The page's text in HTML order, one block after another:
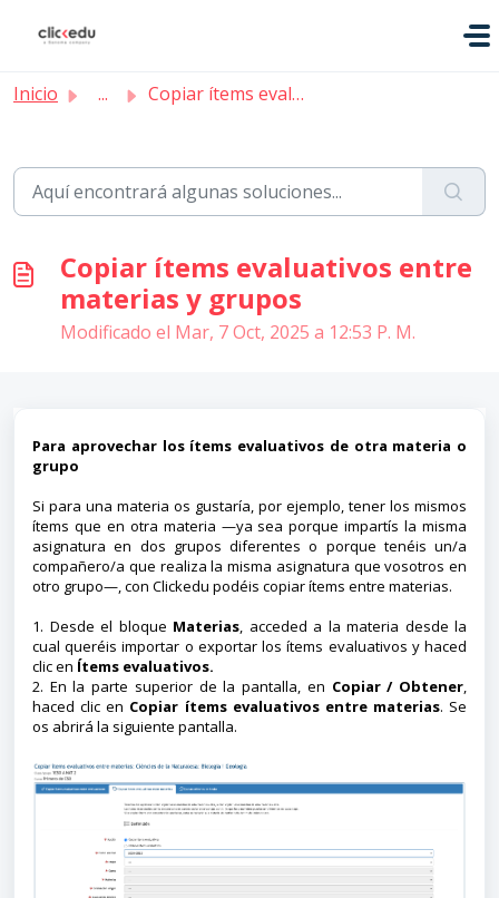
Inicio ... Copiar ítems evaluativos entre materias y grupos
Copiar ítems evaluativos entre
materias y grupos
Modificado el Mar, 7 Oct, 2025 a 12:53 P. M.
Para aprovechar los ítems evaluativos de otra materia o
grupo
Si para una materia os gustaría, por ejemplo, tener los mismos
ítems que en otra materia —ya sea porque impartís la misma
asignatura en dos grupos diferentes o porque tenéis un/a
compañero/a que realiza la misma asignatura que vosotros en
otro grupo—, con Clickedu podéis copiar ítems entre materias.
1. Desde el bloque Materias, acceded a la materia desde la
cual queréis importar o exportar los ítems evaluativos y haced
clic en Ítems evaluativos.
2. En la parte superior de la pantalla, en Copiar / Obtener,
haced clic en Copiar ítems evaluativos entre materias. Se
os abrirá la siguiente pantalla.